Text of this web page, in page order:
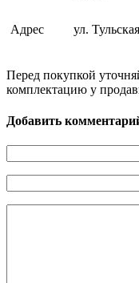
Адрес ул.
Перед покупкой
комплектацию у
Добавить